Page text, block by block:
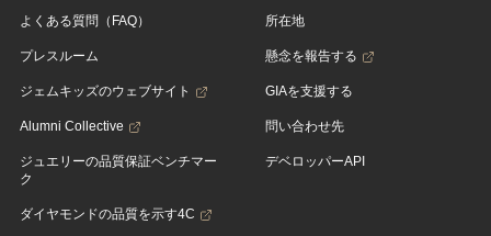
よくある質問（FAQ）
プレスルーム
ジェムキッズのウェブサイト
Alumni Collective
ジュエリーの品質保証ベンチマー
ク
ダイヤモンドの品質を示す4C
所在地
懸念を報告する
GIAを支援する
問い合わせ先
デベロッパーAPI